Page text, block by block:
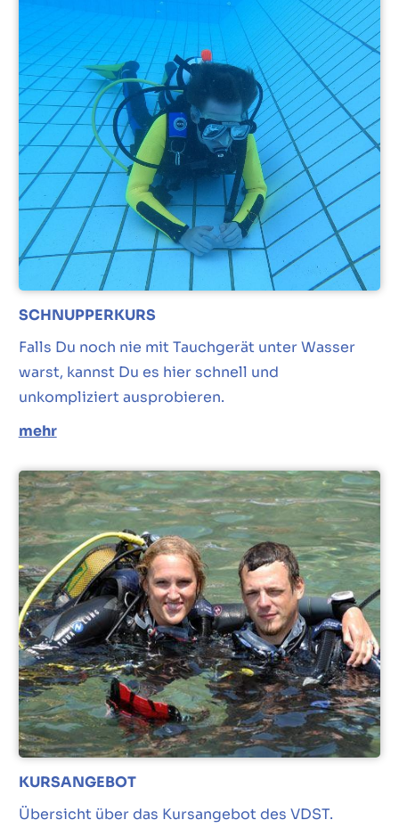
SCHNUPPERKURS
Falls Du noch nie mit Tauchgerät unter Wasser
warst, kannst Du es hier schnell und
unkompliziert ausprobieren.
mehr
KURSANGEBOT
Übersicht über das Kursangebot des VDST.